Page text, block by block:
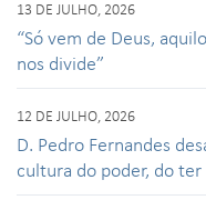
13 DE JULHO, 2026
“Só vem de Deus,
nos divide”
12 DE JULHO, 2026
D. Pedro Fernandes
cultura do poder, do